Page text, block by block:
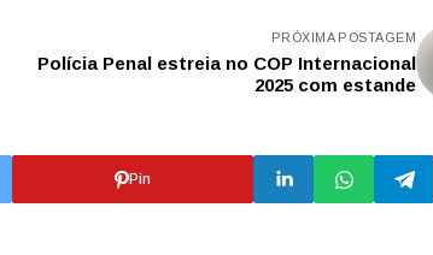
PRÓXIMA POSTAGEM
Polícia Penal estreia no COP Internacional
2025 com estande
Pin